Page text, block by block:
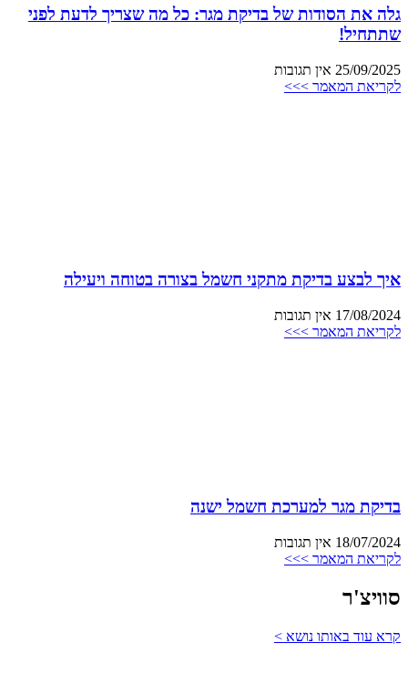
גלה את הסודות של בדיקת מגר: כל מה שצריך לדעת לפני
שתתחיל!
25/09/2025 אין תגובות
לקריאת המאמר >>>
איך לבצע בדיקת מתקני חשמל בצורה בטוחה ויעילה
17/08/2024 אין תגובות
לקריאת המאמר >>>
בדיקת מגר למערכת חשמל ישנה
18/07/2024 אין תגובות
לקריאת המאמר >>>
סוויצ'ר
קרא עוד באותו נושא >